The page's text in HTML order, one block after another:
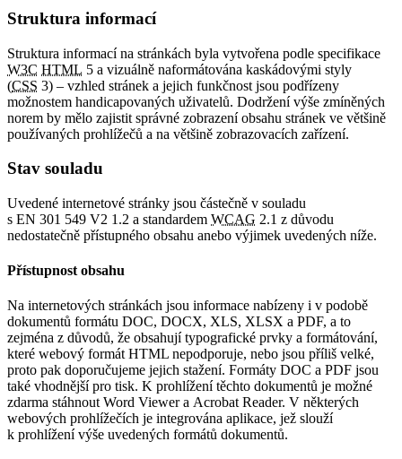
Struktura informací
Struktura informací na stránkách byla vytvořena podle specifikace
W3C HTML 5 a vizuálně naformátována kaskádovými styly
(CSS 3) – vzhled stránek a jejich funkčnost jsou podřízeny
možnostem handicapovaných uživatelů. Dodržení výše zmíněných
norem by mělo zajistit správné zobrazení obsahu stránek ve většině
používaných prohlížečů a na většině zobrazovacích zařízení.
Stav souladu
Uvedené internetové stránky jsou částečně v souladu
s EN 301 549 V2 1.2 a standardem WCAG 2.1 z důvodu
nedostatečně přístupného obsahu anebo výjimek uvedených níže.
Přístupnost obsahu
Na internetových stránkách jsou informace nabízeny i v podobě
dokumentů formátu DOC, DOCX, XLS, XLSX a PDF, a to
zejména z důvodů, že obsahují typografické prvky a formátování,
které webový formát HTML nepodporuje, nebo jsou příliš velké,
proto pak doporučujeme jejich stažení. Formáty DOC a PDF jsou
také vhodnější pro tisk. K prohlížení těchto dokumentů je možné
zdarma stáhnout Word Viewer a Acrobat Reader. V některých
webových prohlížečích je integrována aplikace, jež slouží
k prohlížení výše uvedených formátů dokumentů.